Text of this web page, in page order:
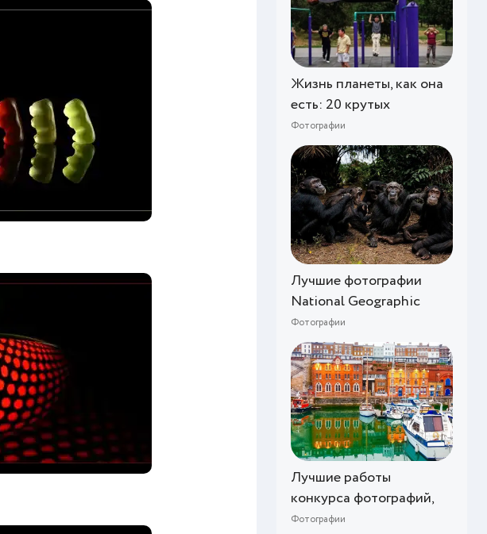
Жизнь планеты, как она
есть: 20 крутых
Фотографии
Лучшие фотографии
National Geographic
Фотографии
Лучшие работы
конкурса фотографий,
Фотографии